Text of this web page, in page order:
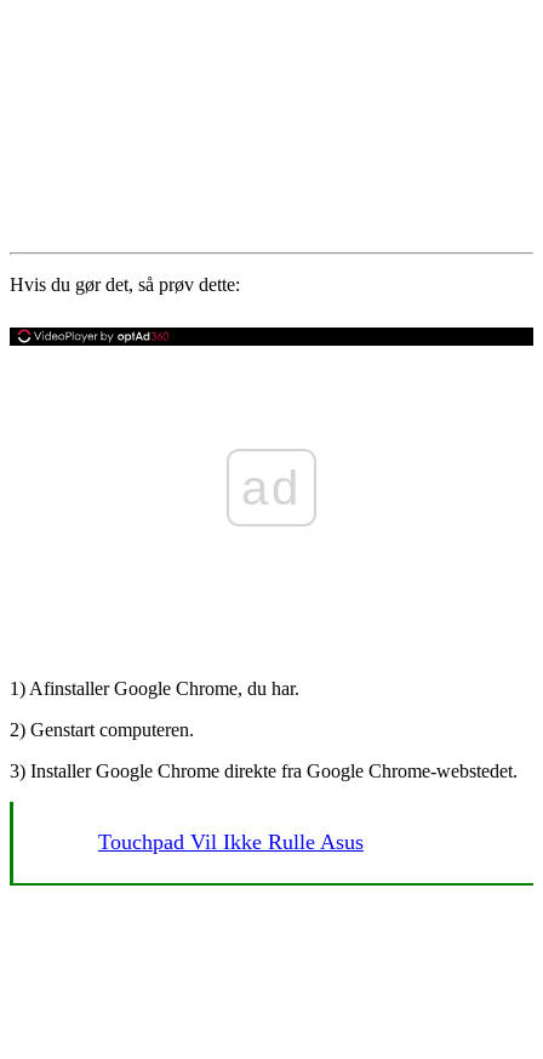
Hvis du gør det, så prøv dette:
ad
1) Afinstaller Google Chrome, du har.
2) Genstart computeren.
3) Installer Google Chrome direkte fra Google Chrome-webstedet.
Touchpad Vil Ikke Rulle Asus